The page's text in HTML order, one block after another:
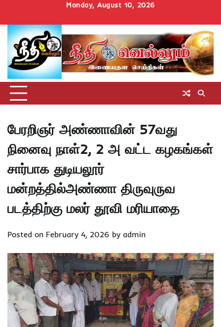
content
Monday, August 10, 2026
Homeசெய்திகள்
தமிழ்நாடுமாவட்டச்செய்திகள்
அரசியல்ஆன்மிகம்
சட்டம்
அறிவோம்
சினிமாUncategorized
பேரறிஞர் அண்ணாவின் 57வது
நினைவு நாள்2, 2 அ வட்ட கழகங்கள்
சார்பாக துடியலூர்
மன்றத்தில்அண்ணா திருவுருவ
படத்திற்கு மலர் தூவி மரியாதை
Posted on February 4, 2026 by admin